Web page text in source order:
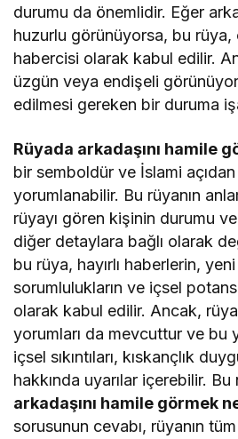
durumu da önemlidir. Eğer
huzurlu görünüyorsa, bu rüya,
habercisi olarak kabul edilir.
üzgün veya endişeli
edilmesi gereken bir duruma
Rüyada arkadaşını hamile
bir semboldür ve İslami
yorumlanabilir. Bu rüyanın
rüyayı gören kişinin durumu
diğer detaylara bağlı olarak
bu rüya, hayırlı haberlerin,
sorumlulukların ve içsel
olarak kabul edilir. Ancak,
yorumları da mevcuttur ve bu
içsel sıkıntıları, kıskançlık
hakkında uyarılar içerebilir. Bu
arkadaşını hamile görmek
sorusunun cevabı, rüyanın